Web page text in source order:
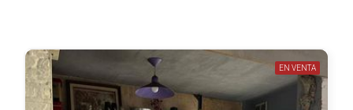
EN VENTA